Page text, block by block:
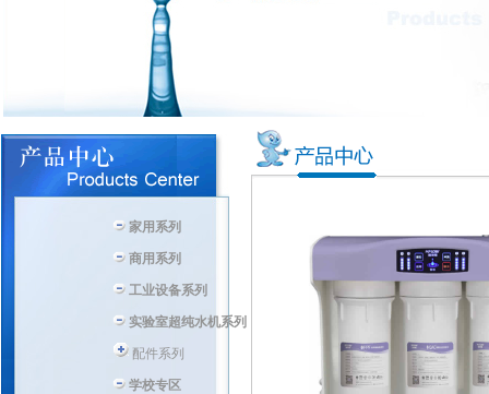
家用系列
商用系列
工业设备系列
实验室超纯水机系列
配件系列
学校专区